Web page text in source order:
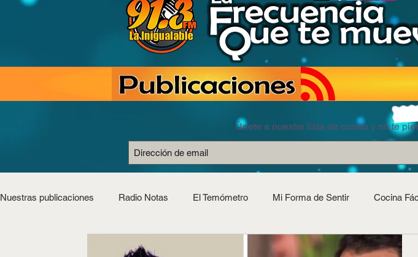
Únete a nuestra lista de correo y no te
Nuestras publicaciones Radio Notas El Temómetro Mi Forma de Sentir Cocina
Horóscopos